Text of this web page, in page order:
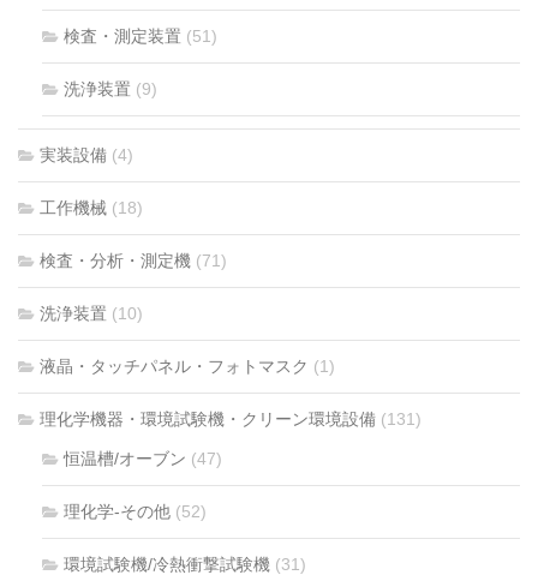
検査・測定装置 (51)
洗浄装置 (9)
実装設備 (4)
工作機械 (18)
検査・分析・測定機 (71)
洗浄装置 (10)
液晶・タッチパネル・フォトマスク (1)
理化学機器・環境試験機・クリーン環境設備 (131)
恒温槽/オーブン (47)
理化学-その他 (52)
環境試験機/冷熱衝撃試験機 (31)